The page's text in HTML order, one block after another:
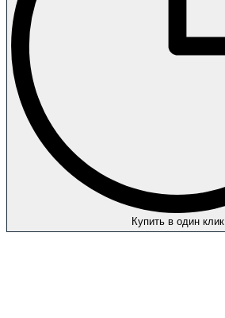
Купить в один клик